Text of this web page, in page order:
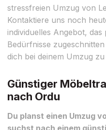
stressfreien Umzug von
Kontaktiere uns noch
individuelles Angebot,
Bedürfnisse
dich bei deinem Umzug
Günstiger
nach Ordu
Du planst einen Umzug
suchst nach einem